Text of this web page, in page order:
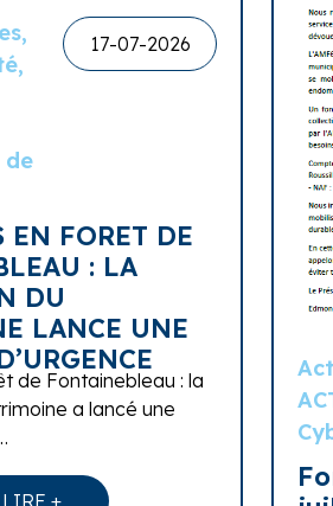
de
17-07-2026
FORET DE
: LA
DU
LANCE UNE
de Fontainebleau : la
a lancé une